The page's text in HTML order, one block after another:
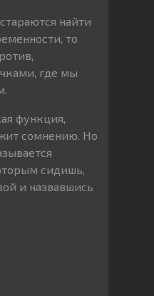
найти
то
где мы
функция,
сомнению. Но
сидишь,
и назвавшись